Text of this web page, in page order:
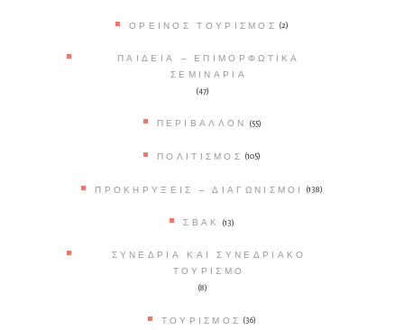
ΟΡΕΙΝΌΣ ΤΟΥΡΙΣΜΌΣ (2)
ΠΑΙΔΕΊΑ – ΕΠΙΜΟΡΦΩΤΙΚΆ
ΣΕΜΙΝΆΡΙΑ
(47)
ΠΕΡΙΒΆΛΛΟΝ (55)
ΠΟΛΙΤΙΣΜΌΣ (105)
ΠΡΟΚΗΡΎΞΕΙΣ – ΔΙΑΓΩΝΙΣΜΟΊ (138)
ΣΒΑΚ (13)
ΣΥΝΈΔΡΙΑ ΚΑΙ ΣΥΝΕΔΡΙΑΚΌ
ΤΟΥΡΙΣΜΌ
(8)
ΤΟΥΡΙΣΜΌΣ (36)